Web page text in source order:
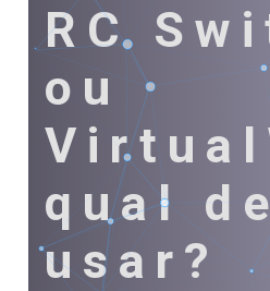
RC
ou
qual
usar?